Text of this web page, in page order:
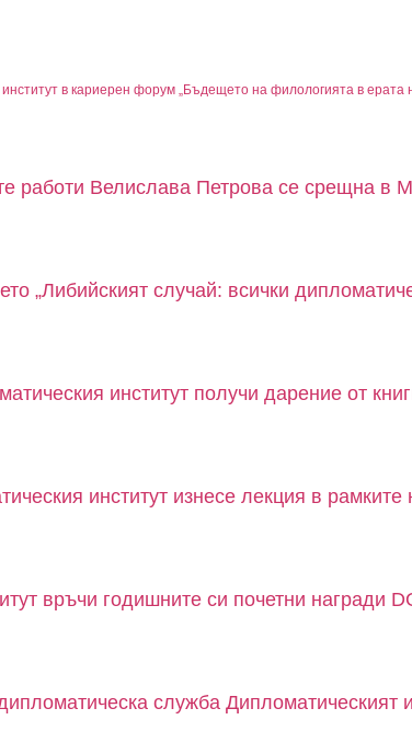
работи Велислава Петрова се срещна в
„Либийският случай: всички
институт получи дарение от
институт изнесе лекция в
връчи годишните си почетни награди
служба Дипломатическият